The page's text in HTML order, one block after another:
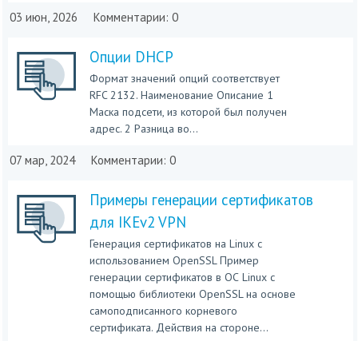
03 июн, 2026 Комментарии: 0
Опции DHCP
Формат значений опций соответствует
RFC 2132. Наименование Описание 1
Маска подсети, из которой был получен
адрес. 2 Разница во...
07 мар, 2024 Комментарии: 0
Примеры генерации сертификатов
для IKEv2 VPN
Генерация сертификатов на Linux с
использованием OpenSSL Пример
генерации сертификатов в ОС Linux с
помощью библиотеки OpenSSL на основе
самоподписанного корневого
сертификата. Действия на стороне...